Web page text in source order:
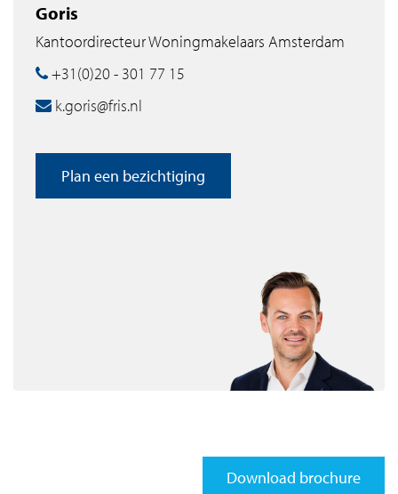
– uitstekende bereikbaarheid met zowel auto als
openbaar vervoer;
Is Wamelstraat 35 iets voor jou?
de mogelijkheden!
Wonen in een rustige en groene omgeving met alles
Gein. het appartement is gesitueerd op korte afstand van
de A9, A1, A2 en A10. Metrostation Gein en
busverbindingen zijn op loopafstand. Voor ontspanning
kan je gaan wandelen, joggen, picknicken of zwemmen
bij de Gaasperplas. Bovenop de A9 bevindt zich het
winkels voor je dagelijkse boodschappen. Basisscholen
en scholen voor voortgezet onderwijs zijn in de directe
Goris
Kantoordirecteur Woningmakelaars Amsterdam
+31(0)20 - 301 77 15
k.goris@fris.nl
Plan een bezichtiging
Download brochure